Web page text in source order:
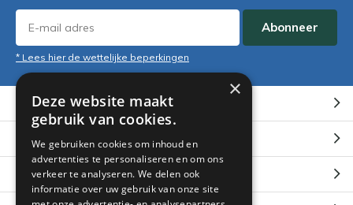
Abonneer
* Lees hier de wettelijke beperkingen
Klantenservice
Mijn account
Categorieën
×
Deze website maakt
gebruik van cookies.
We gebruiken cookies om inhoud en
advertenties te personaliseren en om ons
verkeer te analyseren. We delen ook
informatie over uw gebruik van onze site